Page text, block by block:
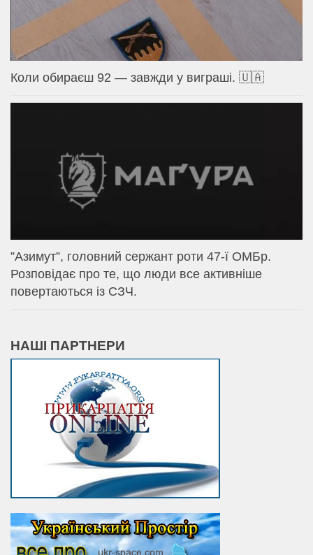
Коли обираєш 92 — завжди у виграші. 🇺🇦
⁨”Азимут”, головний сержант роти 47-ї ОМБр.
Розповідає про те, що люди все активніше
повертаються із СЗЧ.
НАШІ ПАРТНЕРИ